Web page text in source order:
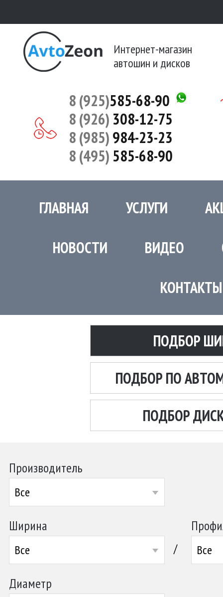
Интернет-магазин
автошин и дисков
8 (925)585-68-90
8 (926) 308-12-75
8 (985)984-23-23
8 (495)585-68-90
ГЛАВНАЯ УСЛУГИ
НОВОСТИ ВИДЕО
КОНТАКТЫ
ПОДБОР
ПОДБОР ПО
ПОДБОР
Производитель
Все
Ширина
Все / Все
Диаметр